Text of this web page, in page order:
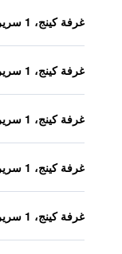
غرفة كينج، 1 سرير كينغ
غرفة كينج، 1 سرير كينغ
غرفة كينج، 1 سرير كوين
غرفة كينج، 1 سرير كوين
غرفة كينج، 1 سرير كينغ